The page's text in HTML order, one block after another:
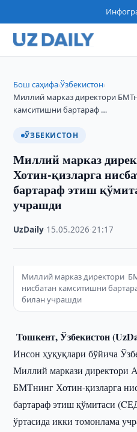
Бош саҳифа›Ўзбекистон›
Миллий марказ директори
камситишни бартараф …
ЎЗБЕКИСТОН
Миллий марказ
Хотин-қизларга
бартараф этиш
учрашди
UzDaily 15.05.2026 ·21:17
Миллий марказ директори
нисбатан камситишни
билан учрашди
Тошкент, Ўзбекистон
Инсон ҳуқуқлари бўйича
Миллий маркази директори
БМТнинг Хотин-қизларга
бартараф этиш қўмитаси
ўртасида икки томонлама